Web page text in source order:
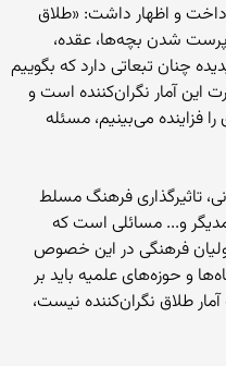
و اظهار داشت: «طلاق
شدن بچه‌ها، عقده،
چنان تبعاتی دارد که بگوییم
آمار نگران‌کننده است و
فزاینده می‌بینیم، مسئله
تاثیرگذاری فرهنگ مسلط
و... مسائلی است که
فرهنگی در این خصوص
و حوزه‌های علمیه باید بر
طلاق نگران‌کننده نیست،